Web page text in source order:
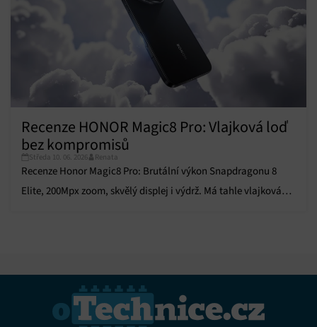
Recenze HONOR Magic8 Pro: Vlajková loď
bez kompromisů
Středa 10. 06. 2026 Renata
Recenze Honor Magic8 Pro: Brutální výkon Snapdragonu 8
Elite, 200Mpx zoom, skvělý displej i výdrž. Má tahle vlajková